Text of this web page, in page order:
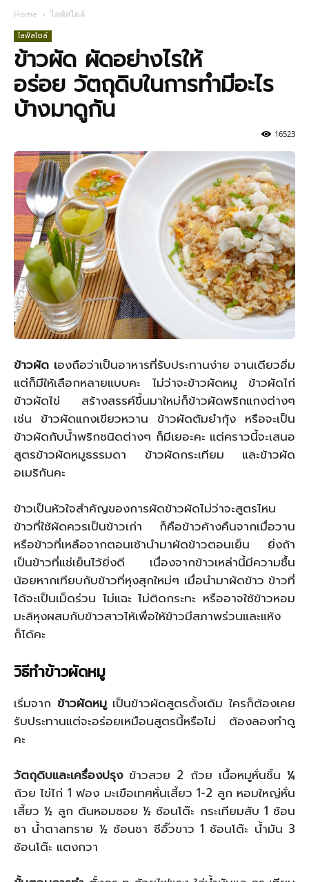
Home ไลฟ์สไตล์
ไลฟ์สไตล์
ข้าวผัด ผัดอย่างไรให้
อร่อย วัตถุดิบในการทำมีอะไร
บ้างมาดูกัน
16523
ข้าวผัด เองถือว่าเป็นอาหารที่รับประทานง่าย จานเดียวอิ่ม
แต่ก็มีให้เลือกหลายแบบคะ ไม่ว่าจะข้าวผัดหมู ข้าวผัดไก่
ข้าวผัดไข่ สร้างสรรค์ขึ้นมาใหม่ก็ข้าวผัดพริกแกงต่างๆ
เช่น ข้าวผัดแกงเขียวหวาน ข้าวผัดต้มยำกุ้ง หรือจะเป็น
ข้าวผัดกับน้ำพริกชนิดต่างๆ ก็มีเยอะคะ แต่คราวนี้จะเสนอ
สูตรข้าวผัดหมูธรรมดา ข้าวผัดกระเทียม และข้าวผัด
อเมริกันคะ
ข้าวเป็นหัวใจสำคัญของการผัดข้าวผัดไม่ว่าจะสูตรไหน
ข้าวที่ใช้ผัดควรเป็นข้าวเก่า ก็คือข้าวค้างคืนจากเมื่อวาน
หรือข้าวที่เหลือจากตอนเช้านำมาผัดข้าวตอนเย็น ยิ่งถ้า
เป็นข้าวที่แช่เย็นไว้ยิ่งดี เนื่องจากข้าวเหล่านี้มีความชื้น
น้อยหากเทียบกับข้าวที่หุงสุกใหม่ๆ เมื่อนำมาผัดข้าว ข้าวที่
ได้จะเป็นเม็ดร่วน ไม่แฉะ ไม่ติดกระทะ หรืออาจใช้ข้าวหอม
มะลิหุงผสมกับข้าวสาวไห้เพื่อให้ข้าวมีสภาพร่วนและแห้ง
ก็ได้คะ
วิธีทำข้าวผัดหมู
เริ่มจาก ข้าวผัดหมูเป็นข้าวผัดสูตรดั้งเดิม ใครก็ต้องเคย
รับประทานแต่จะอร่อยเหมือนสูตรนี้หรือไม่ ต้องลองทำดู
คะ
วัตถุดิบและเครื่องปรุงข้าวสวย 2 ถ้วย เนื้อหมูหั่นชิ้น ¼
ถ้วย ไข่ไก่ 1 ฟอง มะเขือเทศหั่นเสี้ยว 1-2 ลูก หอมใหญ่หั่น
เสี้ยว ½ ลูก ต้นหอมซอย ½ ช้อนโต๊ะ กระเทียมสับ 1 ช้อน
ชา น้ำตาลทราย ½ ช้อนชา ซีอิ๊วขาว 1 ช้อนโต๊ะ น้ำมัน 3
ช้อนโต๊ะ แตงกวา